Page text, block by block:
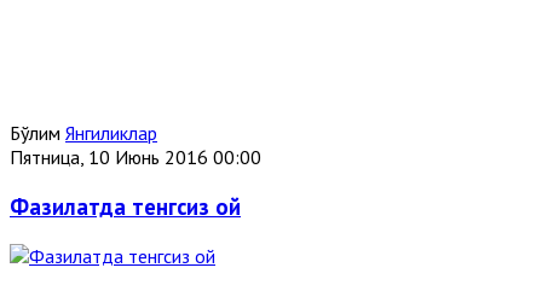
Бўлим Янгиликлар
Пятница, 10 Июнь 2016 00:00
Фазилатда тенгсиз ой